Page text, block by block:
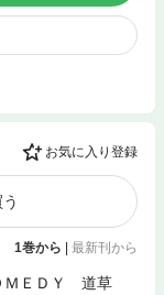
お気に入り登録
1巻から | 最新刊から
ＥＤＹ 道草